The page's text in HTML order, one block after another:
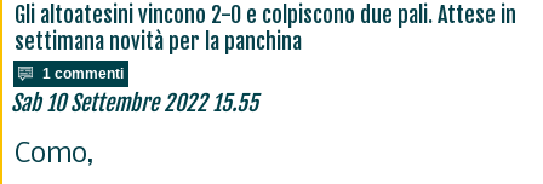
Gli altoatesini vincono 2-0 e colpiscono due pali. Attese in
settimana novità per la panchina
1 commenti
Sab 10 Settembre 2022 15.55
Como,